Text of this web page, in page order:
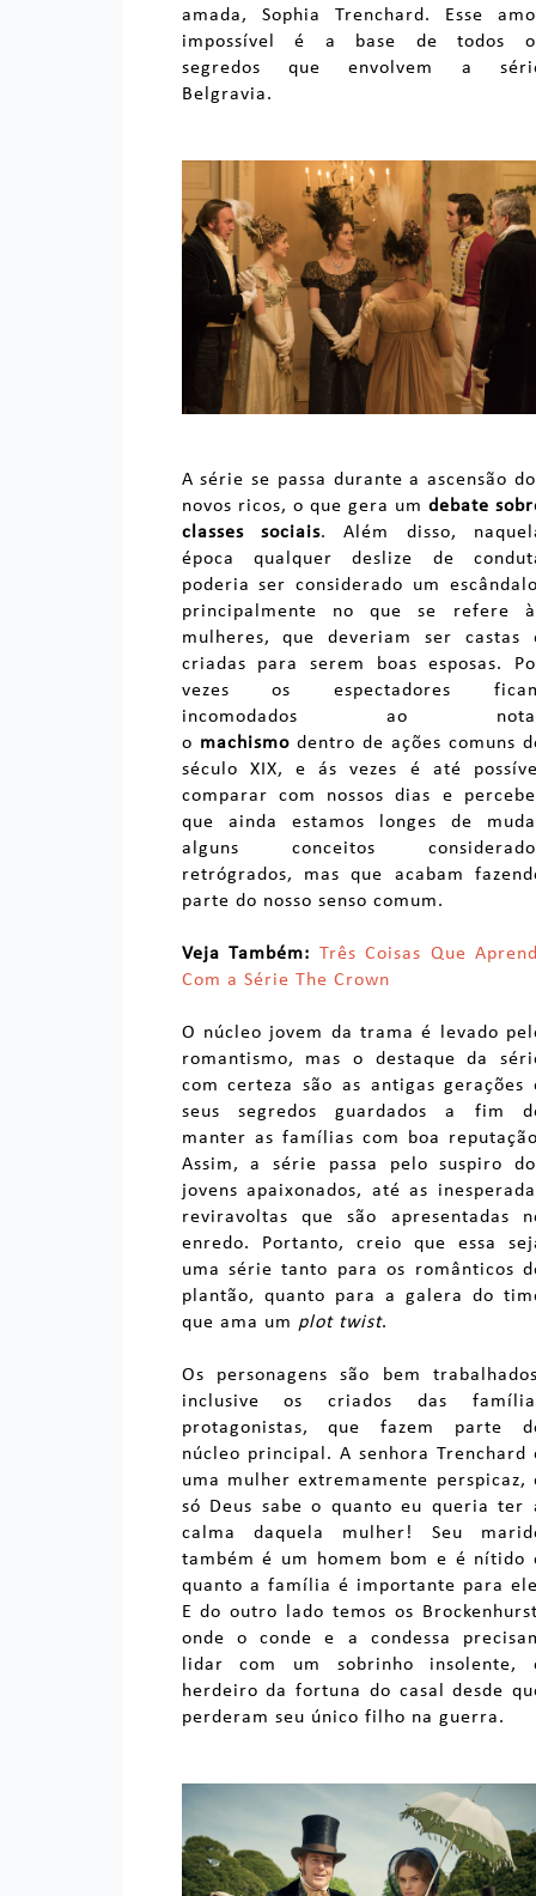
amada, Sophia Trenchard. Esse
impossível é a base de todos
segredos que envolvem a
Belgravia.
A série se passa durante a ascensão
novos ricos, o que gera um debate
classes sociais. Além disso,
época qualquer deslize de
poderia ser considerado um
principalmente no que se refere
mulheres, que deveriam ser castas
criadas para serem boas esposas.
vezes os espectadores
incomodados ao
o machismodentro de ações comuns
século XIX, e ás vezes é até
comparar com nossos dias e
que ainda estamos longes de
alguns conceitos
retrógrados, mas que acabam
parte do nosso senso comum.
Veja Também: Três Coisas Que
Com a Série The Crown
O núcleo jovem da trama é levado
romantismo, mas o destaque da
com certeza são as antigas gerações
seus segredos guardados a fim
manter as famílias com boa
Assim, a série passa pelo suspiro
jovens apaixonados, até as
reviravoltas que são apresentadas
enredo. Portanto, creio que essa
uma série tanto para os românticos
plantão, quanto para a galera do
que ama um plot twist.
Os personagens são bem
inclusive os criados das
protagonistas, que fazem parte
núcleo principal. A senhora Trenchard
uma mulher extremamente perspicaz,
só Deus sabe o quanto eu queria ter
calma daquela mulher! Seu
também é um homem bom e é nítido
quanto a família é importante para
E do outro lado temos os
onde o conde e a condessa
lidar com um sobrinho insolente,
herdeiro da fortuna do casal desde
perderam seu único filho na guerra.